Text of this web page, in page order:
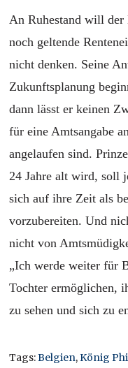
An Ruhestand will der
noch geltende
nicht denken. Seine
Zukunftsplanung
dann lässt er keinen
für eine Amtsangabe
angelaufen sind.
24 Jahre alt wird, soll
sich auf ihre Zeit als
vorzubereiten. Und
nicht von
„Ich werde weiter für
Tochter ermöglichen,
zu sehen und sich zu
Tags:Belgien,König